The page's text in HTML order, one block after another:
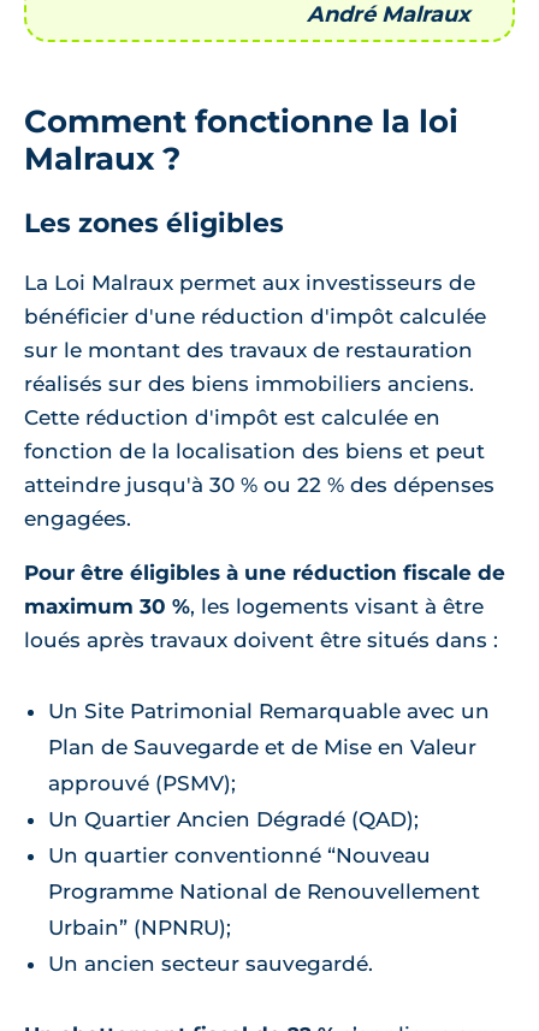
André Malraux
Comment fonctionne la loi
Malraux ?
Les zones éligibles
La Loi Malraux permet aux investisseurs de
bénéficier d'une réduction d'impôt calculée
sur le montant des travaux de restauration
réalisés sur des biens immobiliers anciens.
Cette réduction d'impôt est calculée en
fonction de la localisation des biens et peut
atteindre jusqu'à 30 % ou 22 % des dépenses
engagées.
Pour être éligibles à une réduction fiscale de
maximum 30 %, les logements visant à être
loués après travaux doivent être situés dans :
Un Site Patrimonial Remarquable avec un
Plan de Sauvegarde et de Mise en Valeur
approuvé (PSMV);
Un Quartier Ancien Dégradé (QAD);
Un quartier conventionné “Nouveau
Programme National de Renouvellement
Urbain” (NPNRU);
Un ancien secteur sauvegardé.